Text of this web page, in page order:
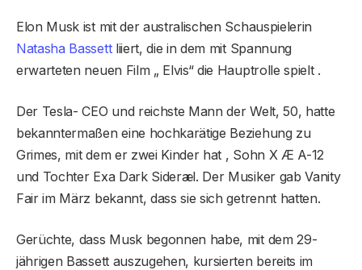
Elon Musk ist mit der australischen Schauspielerin
Natasha Bassettliiert, die in dem mit Spannung
erwarteten neuen Film „ Elvis“ die Hauptrolle spielt .
Der Tesla- CEO und reichste Mann der Welt, 50, hatte
bekanntermaßen eine hochkarätige Beziehung zu
Grimes, mit dem er zwei Kinder hat , Sohn X Æ A-12
und Tochter Exa Dark Sideræl. Der Musiker gab Vanity
Fair im März bekannt, dass sie sich getrennt hatten.
Gerüchte, dass Musk begonnen habe, mit dem 29-
jährigen Bassett auszugehen, kursierten bereits im